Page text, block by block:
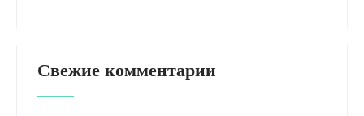
Свежие комментарии